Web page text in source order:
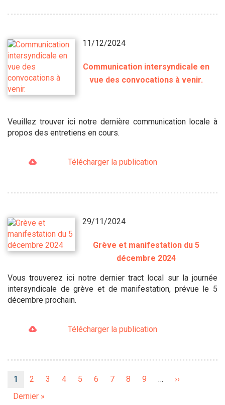
11/12/2024
Communication intersyndicale en
vue des convocations à venir.
Veuillez trouver ici notre dernière communication locale à
propos des entretiens en cours.
Télécharger la publication
29/11/2024
Grève et manifestation du 5
décembre 2024
Vous trouverez ici notre dernier tract local sur la journée
intersyndicale de grève et de manifestation, prévue le 5
décembre prochain.
Télécharger la publication
Page
1 Page
2 Page
3 Page
4 Page
5 Page
6 Page
7 Page
8 Page
9 …
Page
››
Dernière
Dernier »